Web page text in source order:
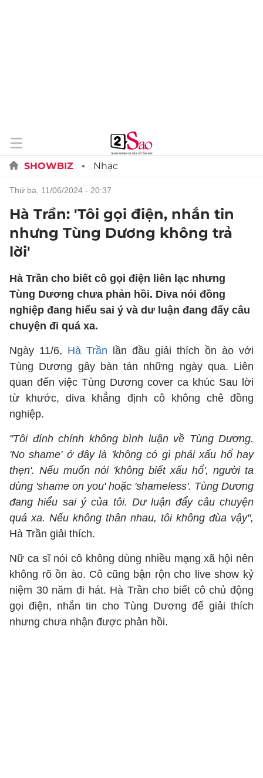
SHOWBIZ Nhạc
thứ ba, 11/06/2024 - 20:37
Hà Trần: 'Tôi gọi điện, nhắn tin
nhưng Tùng Dương không trả
lời'
Hà Trần cho biết cô gọi điện liên lạc nhưng
Tùng Dương chưa phản hồi. Diva nói đồng
nghiệp đang hiểu sai ý và dư luận đang đẩy câu
chuyện đi quá xa.
Ngày 11/6, Hà Trần lần đầu giải thích ồn ào với
Tùng Dương gây bàn tán những ngày qua. Liên
quan đến việc Tùng Dương cover ca khúc Sau lời
từ khước, diva khẳng định cô không chê đồng
nghiệp.
"Tôi đính chính không bình luận về Tùng Dương.
'No shame' ở đây là 'không có gì phải xấu hổ hay
thẹn'. Nếu muốn nói 'không biết xấu hổ', người ta
dùng 'shame on you' hoặc 'shameless'. Tùng Dương
đang hiểu sai ý của tôi. Dư luận đẩy câu chuyện
quá xa. Nếu không thân nhau, tôi không đùa vậy",
Hà Trần giải thích.
Nữ ca sĩ nói cô không dùng nhiều mạng xã hội nên
không rõ ồn ào. Cô cũng bận rộn cho live show kỷ
niệm 30 năm đi hát. Hà Trần cho biết cô chủ động
gọi điện, nhắn tin cho Tùng Dương để giải thích
nhưng chưa nhận được phản hồi.